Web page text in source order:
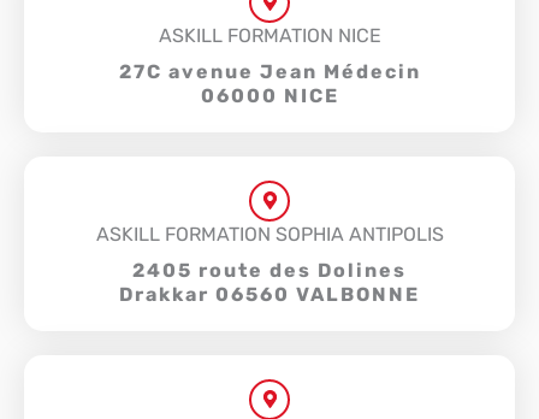
ASKILL FORMATION NICE
27C avenue Jean Médecin
06000 NICE
ASKILL FORMATION SOPHIA ANTIPOLIS
2405 route des Dolines
Drakkar 06560 VALBONNE